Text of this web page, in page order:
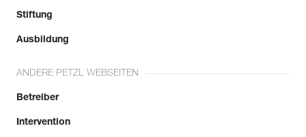
Stiftung
Ausbildung
ANDERE PETZL WEBSEITEN
Betreiber
Intervention